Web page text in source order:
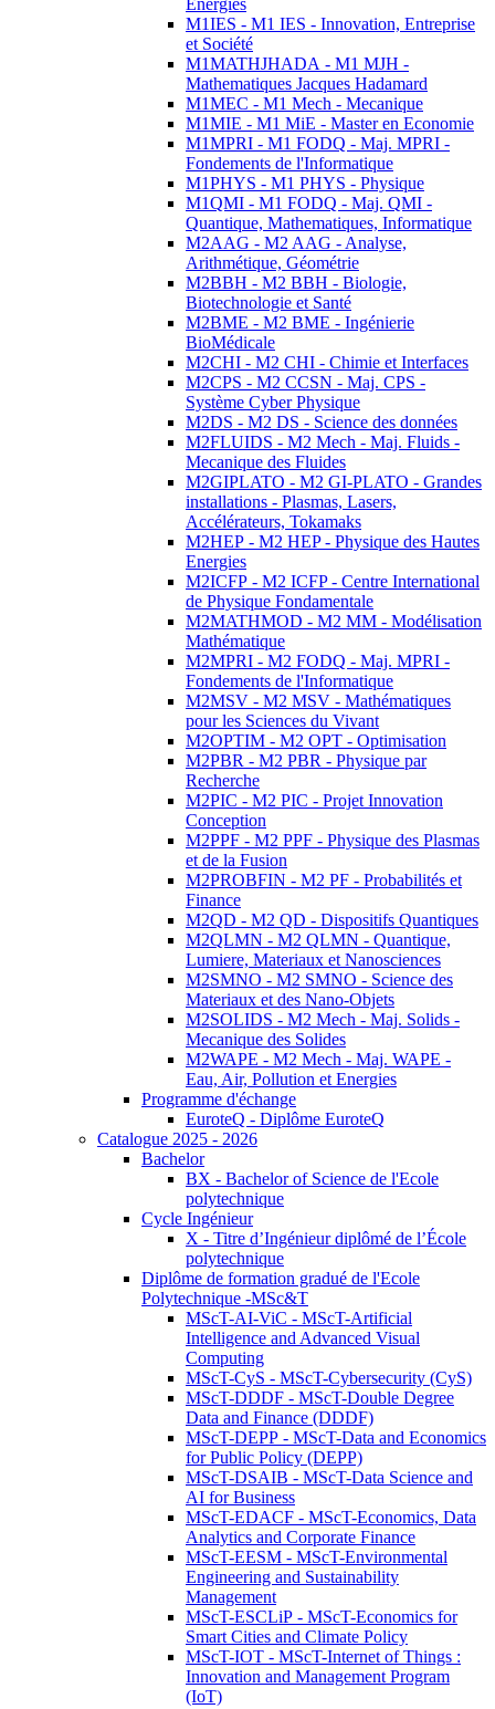
Energies
M1IES - M1 IES - Innovation, Entreprise
et Société
M1MATHJHADA - M1 MJH -
Mathematiques Jacques Hadamard
M1MEC - M1 Mech - Mecanique
M1MIE - M1 MiE - Master en Economie
M1MPRI - M1 FODQ - Maj. MPRI -
Fondements de l'Informatique
M1PHYS - M1 PHYS - Physique
M1QMI - M1 FODQ - Maj. QMI -
Quantique, Mathematiques, Informatique
M2AAG - M2 AAG - Analyse,
Arithmétique, Géométrie
M2BBH - M2 BBH - Biologie,
Biotechnologie et Santé
M2BME - M2 BME - Ingénierie
BioMédicale
M2CHI - M2 CHI - Chimie et Interfaces
M2CPS - M2 CCSN - Maj. CPS -
Système Cyber Physique
M2DS - M2 DS - Science des données
M2FLUIDS - M2 Mech - Maj. Fluids -
Mecanique des Fluides
M2GIPLATO - M2 GI-PLATO - Grandes
installations - Plasmas, Lasers,
Accélérateurs, Tokamaks
M2HEP - M2 HEP - Physique des Hautes
Energies
M2ICFP - M2 ICFP - Centre International
de Physique Fondamentale
M2MATHMOD - M2 MM - Modélisation
Mathématique
M2MPRI - M2 FODQ - Maj. MPRI -
Fondements de l'Informatique
M2MSV - M2 MSV - Mathématiques
pour les Sciences du Vivant
M2OPTIM - M2 OPT - Optimisation
M2PBR - M2 PBR - Physique par
Recherche
M2PIC - M2 PIC - Projet Innovation
Conception
M2PPF - M2 PPF - Physique des Plasmas
et de la Fusion
M2PROBFIN - M2 PF - Probabilités et
Finance
M2QD - M2 QD - Dispositifs Quantiques
M2QLMN - M2 QLMN - Quantique,
Lumiere, Materiaux et Nanosciences
M2SMNO - M2 SMNO - Science des
Materiaux et des Nano-Objets
M2SOLIDS - M2 Mech - Maj. Solids -
Mecanique des Solides
M2WAPE - M2 Mech - Maj. WAPE -
Eau, Air, Pollution et Energies
Programme d'échange
EuroteQ - Diplôme EuroteQ
Catalogue 2025 - 2026
Bachelor
BX - Bachelor of Science de l'Ecole
polytechnique
Cycle Ingénieur
X - Titre d’Ingénieur diplômé de l’École
polytechnique
Diplôme de formation gradué de l'Ecole
Polytechnique -MSc&T
MScT-AI-ViC - MScT-Artificial
Intelligence and Advanced Visual
Computing
MScT-CyS - MScT-Cybersecurity (CyS)
MScT-DDDF - MScT-Double Degree
Data and Finance (DDDF)
MScT-DEPP - MScT-Data and Economics
for Public Policy (DEPP)
MScT-DSAIB - MScT-Data Science and
AI for Business
MScT-EDACF - MScT-Economics, Data
Analytics and Corporate Finance
MScT-EESM - MScT-Environmental
Engineering and Sustainability
Management
MScT-ESCLiP - MScT-Economics for
Smart Cities and Climate Policy
MScT-IOT - MScT-Internet of Things :
Innovation and Management Program
(IoT)